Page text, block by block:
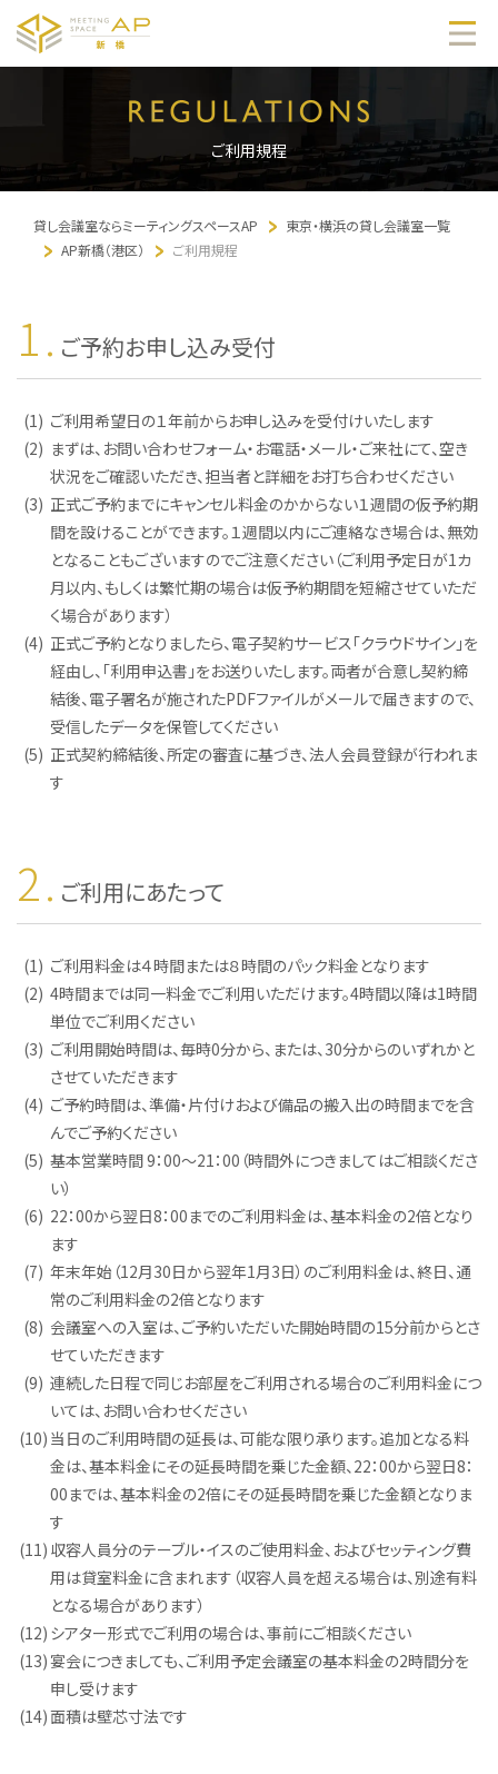
ご利用規程
貸し会議室ならミーティングスペースAP
東京・横浜の貸し会議室一覧
AP新橋（港区）
ご利用規程
1. ご予約お申し込み受付
(1) ご利用希望日の１年前からお申し込みを受付けいたします
(2) まずは、お問い合わせフォーム・お電話・メール・ご来社にて、空き
状況をご確認いただき、担当者と詳細をお打ち合わせください
(3) 正式ご予約までにキャンセル料金のかからない１週間の仮予約期
間を設けることができます。１週間以内にご連絡なき場合は、無効
となることもございますのでご注意ください（ご利用予定日が1カ
月以内、もしくは繁忙期の場合は仮予約期間を短縮させていただ
く場合があります）
(4) 正式ご予約となりましたら、電子契約サービス「クラウドサイン」を
経由し、「利用申込書」をお送りいたします。両者が合意し契約締
結後、電子署名が施されたPDFファイルがメールで届きますので、
受信したデータを保管してください
(5) 正式契約締結後、所定の審査に基づき、法人会員登録が行われま
す
2. ご利用にあたって
(1) ご利用料金は４時間または８時間のパック料金となります
(2) 4時間までは同一料金でご利用いただけます。4時間以降は1時間
単位でご利用ください
(3) ご利用開始時間は、毎時0分から、または、30分からのいずれかと
させていただきます
(4) ご予約時間は、準備・片付けおよび備品の搬入出の時間までを含
んでご予約ください
(5) 基本営業時間 9：00～21：00（時間外につきましてはご相談くださ
い）
(6) 22：00から翌日8：00までのご利用料金は、基本料金の2倍となり
ます
(7) 年末年始（12月30日から翌年1月3日）のご利用料金は、終日、通
常のご利用料金の2倍となります
(8) 会議室への入室は、ご予約いただいた開始時間の15分前からとさ
せていただきます
(9) 連続した日程で同じお部屋をご利用される場合のご利用料金につ
いては、お問い合わせください
(10) 当日のご利用時間の延長は、可能な限り承ります。追加となる料
金は、基本料金にその延長時間を乗じた金額、22：00から翌日8：
00までは、基本料金の2倍にその延長時間を乗じた金額となりま
す
(11) 収容人員分のテーブル・イスのご使用料金、およびセッティング費
用は貸室料金に含まれます（収容人員を超える場合は、別途有料
となる場合があります）
(12) シアター形式でご利用の場合は、事前にご相談ください
(13)宴会につきましても、ご利用予定会議室の基本料金の2時間分を
申し受けます
(14)面積は壁芯寸法です